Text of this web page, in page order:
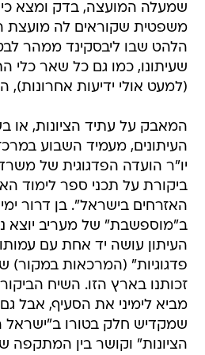
שמעלה המועצה, בדק ומצא כי
משפטית שקוראים לה מועצת
הלהט שבו ליבסקינד ממהר
שעיתונו, כמו גם כל שאר כלי
(למעט אולי ידיעות אחרונות),
המאבק על עתיד הציונות, או
העיתונים, מעמיד השבוע
יו"ר הועדה הפדגוגית של
ביקורת על תכני ספר לימוד
האזרחים בישראל". בן דרור
ב"מוספשבת" של מעריב יוצא
העיתון עושה יד אחת עם
פדגוגיות" (המרכאות במקור)
זכותנו בארץ הזו. השיח
מביא לימיני את הסעיף, אבל
שמקדיש חלק בטורו
הציונות" וקושר בין